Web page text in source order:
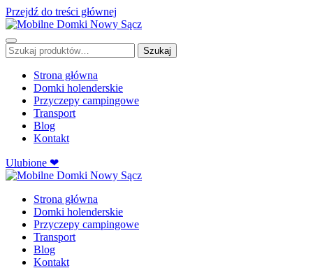
Przejdź do treści głównej
Szukaj: Szukaj
Strona główna
Domki holenderskie
Przyczepy campingowe
Transport
Blog
Kontakt
Ulubione ❤
Strona główna
Domki holenderskie
Przyczepy campingowe
Transport
Blog
Kontakt